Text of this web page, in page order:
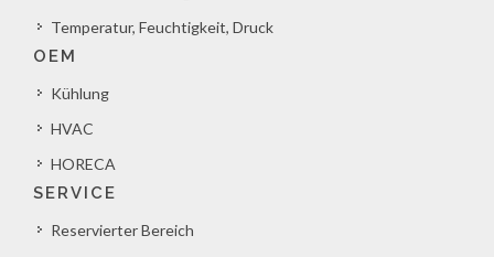
Temperatur, Feuchtigkeit, Druck
OEM
Kühlung
HVAC
HORECA
SERVICE
Reservierter Bereich